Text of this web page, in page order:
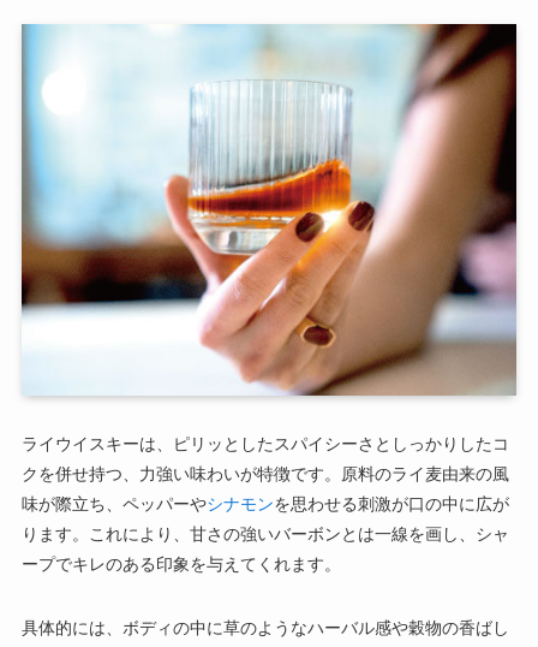
ライウイスキーは、ピリッとしたスパイシーさとしっかりしたコ
クを併せ持つ、力強い味わいが特徴です。原料のライ麦由来の風
味が際立ち、ペッパーやシナモンを思わせる刺激が口の中に広が
ります。これにより、甘さの強いバーボンとは一線を画し、シャ
ープでキレのある印象を与えてくれます。
具体的には、ボディの中に草のようなハーバル感や穀物の香ばし